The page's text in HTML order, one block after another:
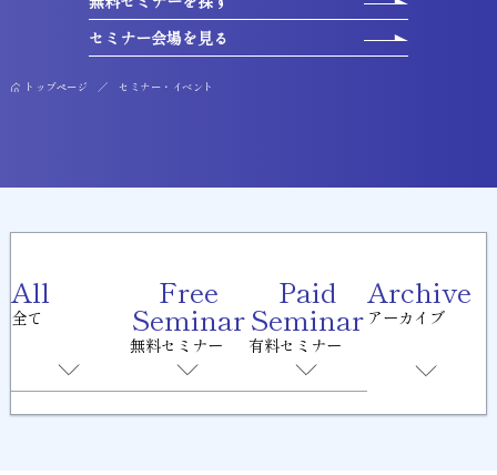
トップページ セミナー・イベント
セミナー会場を見る
All
全て
Free
Seminar
無料セミナー
Paid
Seminar
有料セミナー
Archive
アーカイブ